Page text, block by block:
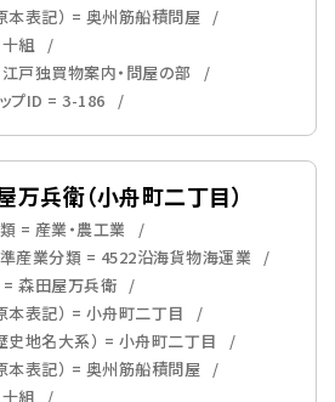
本表記） = 奥州筋船積問屋
組
戸独買物案内・問屋の部
プID = 3-186
万兵衛（小舟町二丁目）
= 産業・農工業
産業分類 = 4522沿海貨物海運業
= 森田屋万兵衛
本表記） = 小舟町二丁目
史地名大系） = 小舟町二丁目
本表記） = 奥州筋船積問屋
組